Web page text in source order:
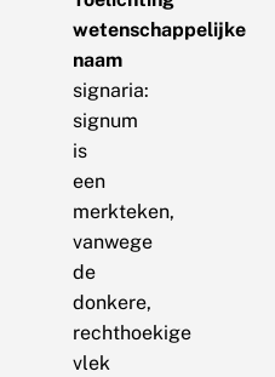
wetenschappelijke
naam
signaria:
signum
is
een
merkteken,
vanwege
de
donkere,
rechthoekige
vlek